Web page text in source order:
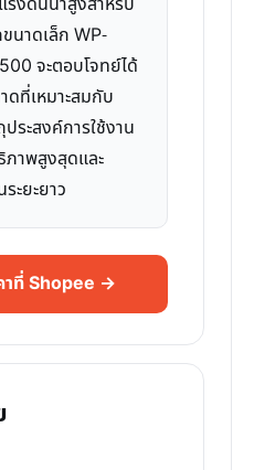
นาดเล็ก WP-
จะตอบโจทย์ได้
ดที่เหมาะสมกับ
ระสงค์การใช้งาน
ภาพสูงสุดและ
ะยะยาว
าที่ Shopee →